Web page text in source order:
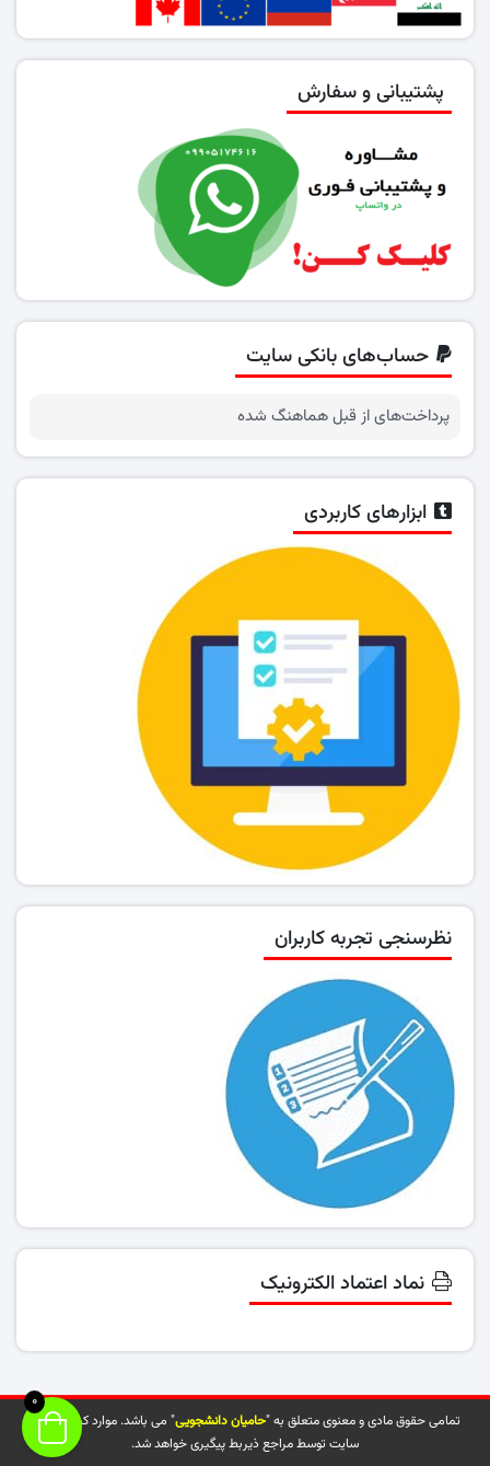
پشتیبانی و سفارش
حساب‌های بانکی سایت
پرداخت‌های از قبل هماهنگ شده
ابزارهای کاربردی
نظرسنجی تجربه کاربران
نماد اعتماد الکترونیک
تمامی حقوق مادی و معنوی متعلق به "حامیان دانشجویی" می باشد. موارد کپی شده از
سایت توسط مراجع ذیربط پیگیری خواهد شد.
0